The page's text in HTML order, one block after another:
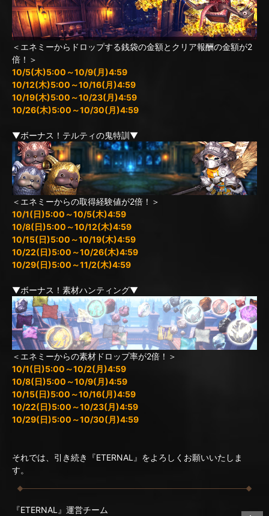
＜エネミーからドロップする銭袋の金額とクリア報酬の金額が2
倍！＞
10/5(木)5:00～10/9(月)4:59
10/12(木)5:00～10/16(月)4:59
10/19(木)5:00～10/23(月)4:59
10/26(木)5:00～10/30(月)4:59
▼ボーナス！テルティの鬼特訓▼
＜エネミーからの取得経験値が2倍！＞
10/1(日)5:00～10/5(木)4:59
10/8(日)5:00～10/12(木)4:59
10/15(日)5:00～10/19(木)4:59
10/22(日)5:00～10/26(木)4:59
10/29(日)5:00～11/2(木)4:59
▼ボーナス！素材ハンティング▼
＜エネミーからの素材ドロップ率が2倍！＞
10/1(日)5:00～10/2(月)4:59
10/8(日)5:00～10/9(月)4:59
10/15(日)5:00～10/16(月)4:59
10/22(日)5:00～10/23(月)4:59
10/29(日)5:00～10/30(月)4:59
それでは、引き続き『ETERNAL』をよろしくお願いいたしま
す。
『ETERNAL』運営チーム